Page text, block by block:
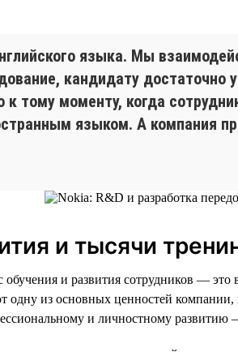
языка. Мы
кандидату достаточно
тому моменту, когда
языком. А компания
и тысячи
и развития сотрудников —
одну из основных ценностей
и личностному